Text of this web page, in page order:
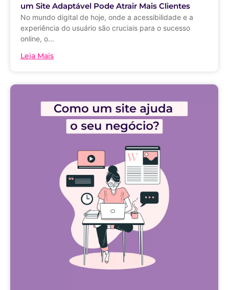
um Site Adaptável Pode Atrair Mais Clientes
No mundo digital de hoje, onde a acessibilidade e a
experiência do usuário são cruciais para o sucesso
online, o...
Leia Mais